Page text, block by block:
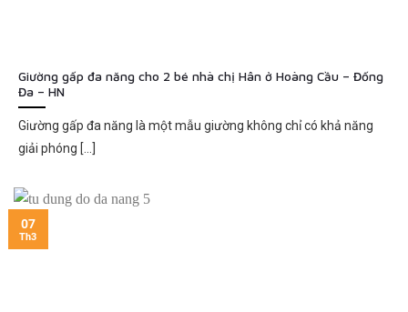
Giường gấp đa năng cho 2 bé nhà chị Hân ở Hoàng Cầu – Đống
Đa – HN
Giường gấp đa năng là một mẫu giường không chỉ có khả năng
giải phóng [...]
07
Th3